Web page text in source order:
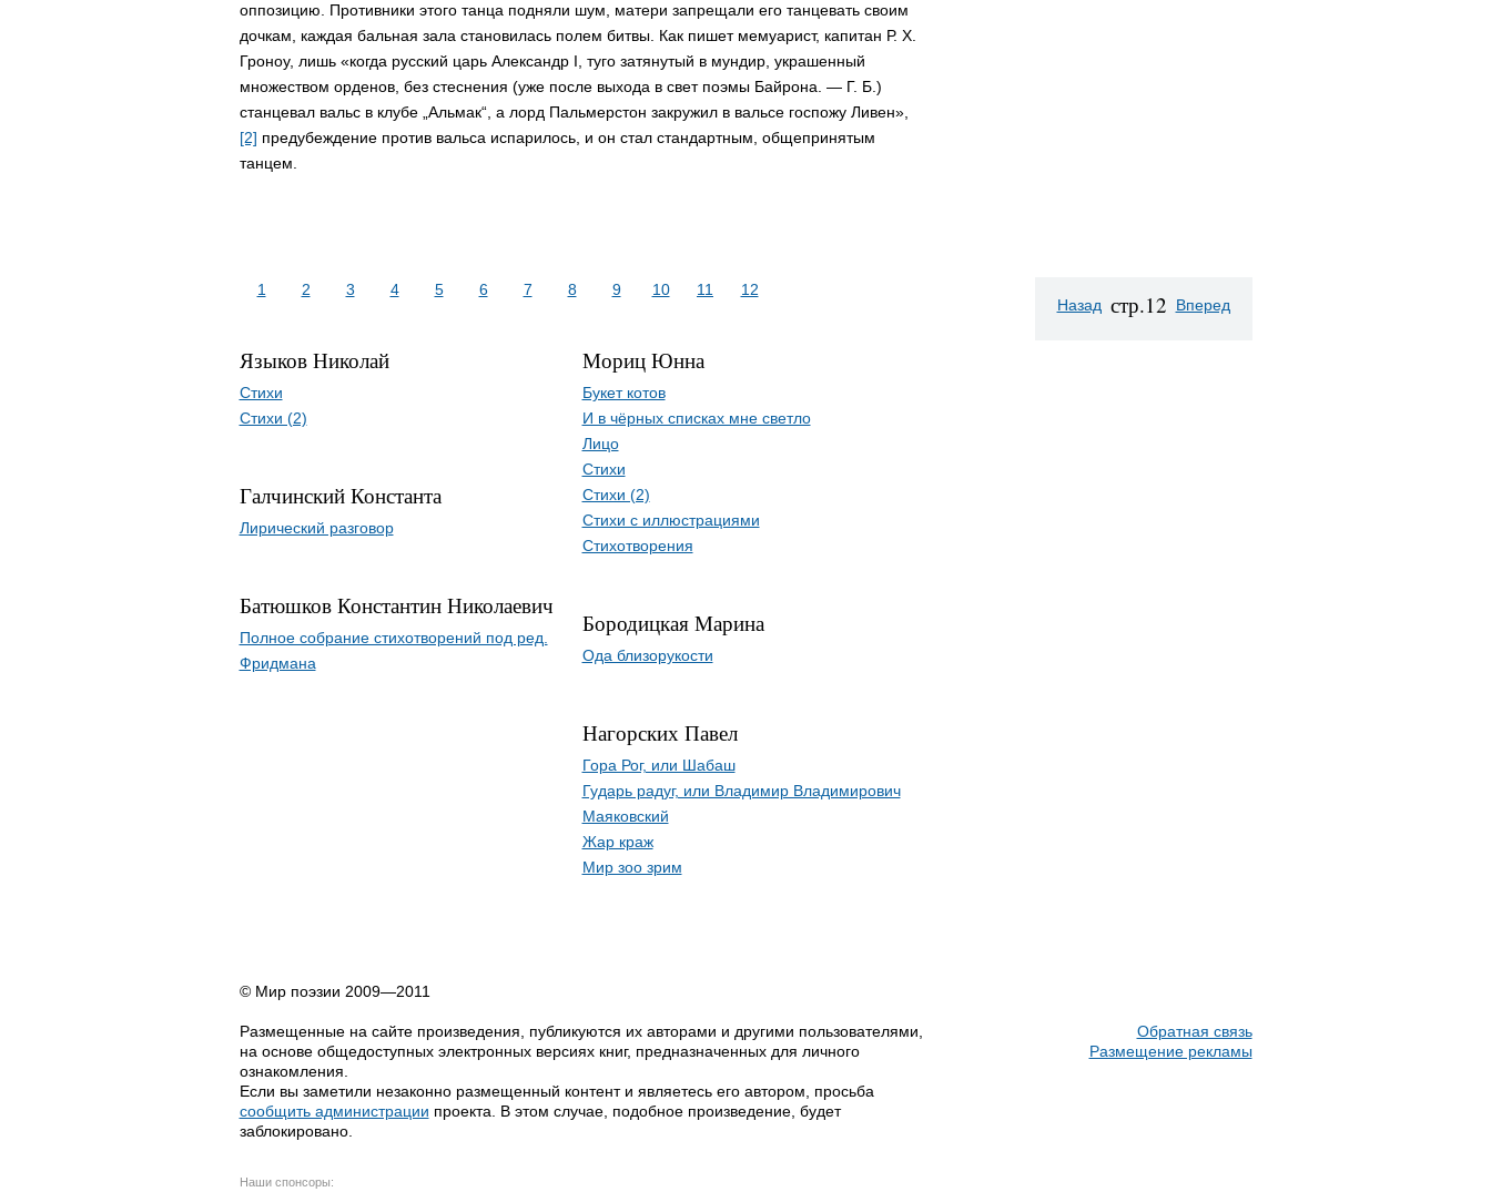
оппозицию. Противники этого танца подняли шум, матери запрещали его танцевать своим
дочкам, каждая бальная зала становилась полем битвы. Как пишет мемуарист, капитан Р. Х.
Гроноу, лишь «когда русский царь Александр I, туго затянутый в мундир, украшенный
множеством орденов, без стеснения (уже после выхода в свет поэмы Байрона. — Г. Б.)
станцевал вальс в клубе „Альмак“, а лорд Пальмерстон закружил в вальсе госпожу Ливен»,
[2] предубеждение против вальса испарилось, и он стал стандартным, общепринятым
танцем.
1 2 3 4 5 6 7 8 9 10 11 12
Языков Николай
Стихи
Стихи (2)
Галчинский Константа
Лирический разговор
Батюшков Константин Николаевич
Полное собрание стихотворений под ред.
Фридмана
Мориц Юнна
Букет котов
И в чёрных списках мне светло
Лицо
Стихи
Стихи (2)
Стихи с иллюстрациями
Стихотворения
Бородицкая Марина
Ода близорукости
Нагорских Павел
Гора Рог, или Шабаш
Гударь радуг, или Владимир Владимирович
Маяковский
Жар краж
Мир зоо зрим
Назад стр.12 Вперед
© Мир поэзии 2009—2011
Размещенные на сайте произведения, публикуются их авторами и другими пользователями,
на основе общедоступных электронных версиях книг, предназначенных для личного
ознакомления.
Если вы заметили незаконно размещенный контент и являетесь его автором, просьба
сообщить администрации проекта. В этом случае, подобное произведение, будет
заблокировано.
Наши спонсоры:
Обратная связь
Размещение рекламы